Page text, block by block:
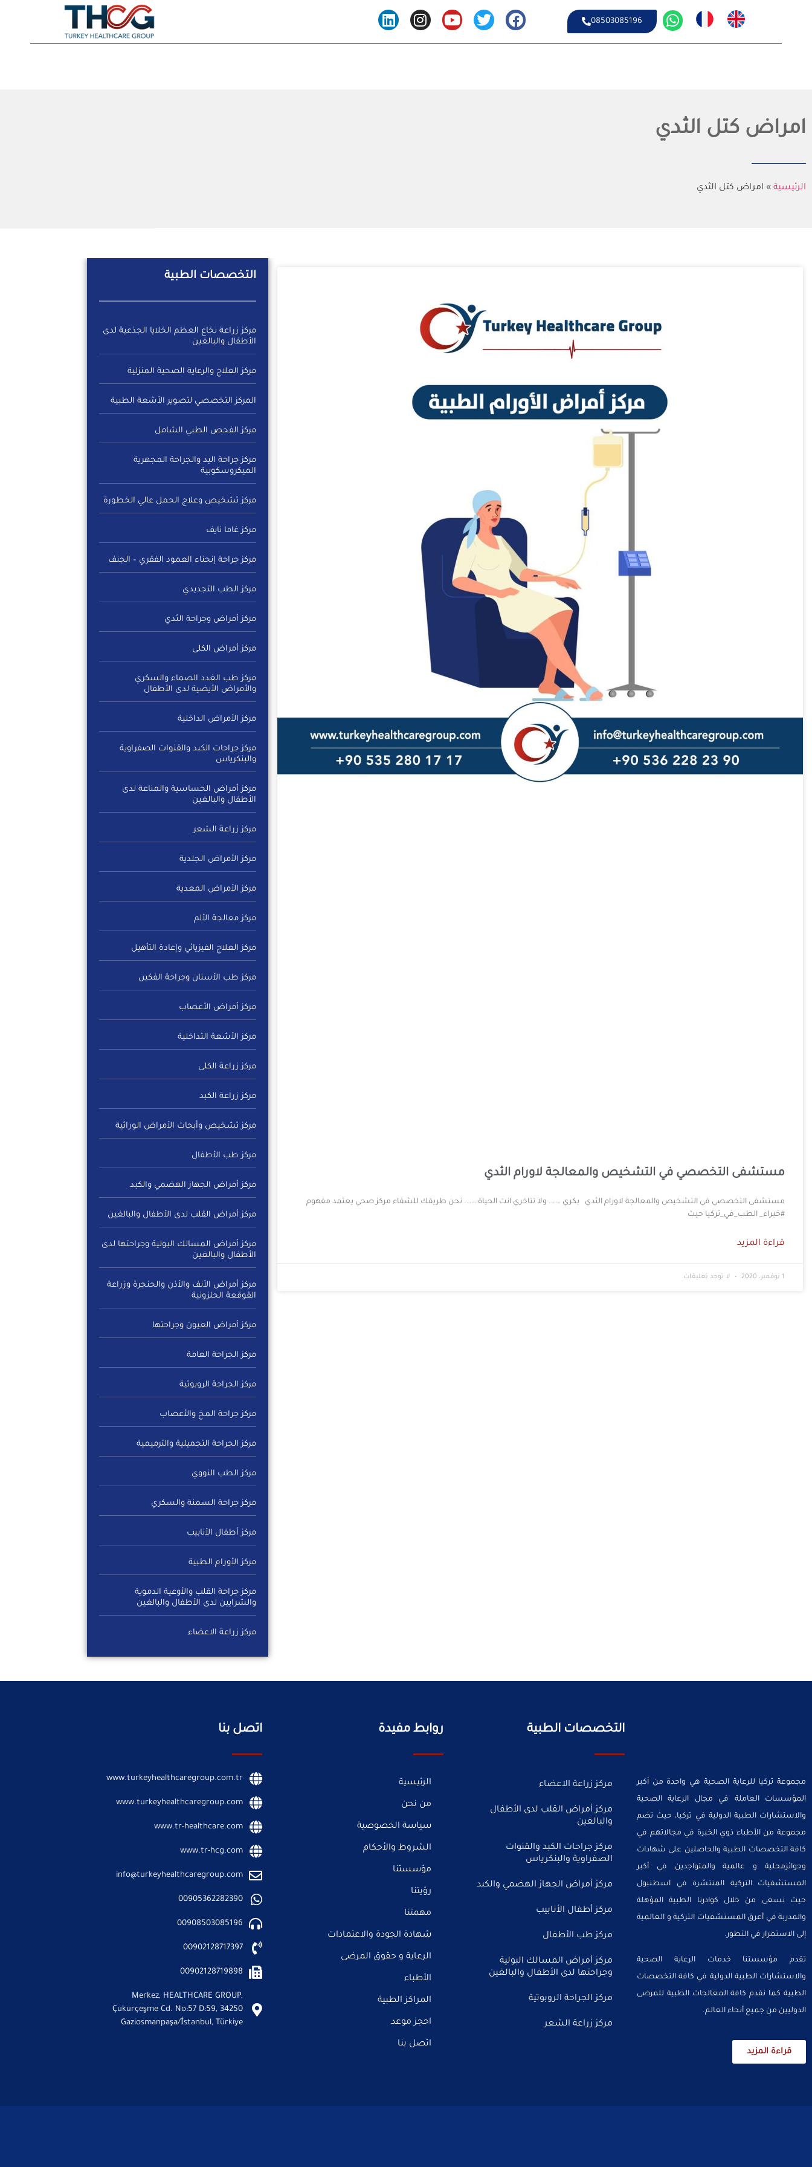
08503085196
امراض كتل الثدي
الرئيسية » امراض كتل الثدي
مستشفى التخصصي في التشخيص والمعالجة لاورام الثدي
مستشفى التخصصي في التشخيص والمعالجة لاورام الثدي بكري ……. ولا تتاخري انت الحياة ……. نحن طريقك للشفاء مركز صحي يعتمد مفهوم
#خبراء_ الطب_في_تركيا حيث
قراءة المزيد
1 نوفمبر، 2020 لا توجد تعليقات
التخصصات الطبية
مركز زراعة نخاع العظم الخلايا الجذعية لدى
الأطفال والبالغين
مركز العلاج والرعاية الصحية المنزلية
المركز التخصصي لتصوير الأشعة الطبية
مركز الفحص الطبي الشامل
مركز جراحة اليد والجراحة المجهرية
الميكروسكوبية
مركز تشخيص وعلاج الحمل عالي الخطورة
مركز غاما نايف
مركز جراحة إنحناء العمود الفقري – الجنف
مركز الطب التجديدي
مركز أمراض وجراحة الثدي
مركز أمراض الكلى
مركز طب الغدد الصماء والسكري
والأمراض الأيضية لدى الأطفال
مركز الأمراض الداخلية
مركز جراحات الكبد والقنوات الصفراوية
والبنكرياس
مركز أمراض الحساسية والمناعة لدى
الأطفال والبالغين
مركز زراعة الشعر
مركز الأمراض الجلدية
مركز الأمراض المعدية
مركز معالجة الألم
مركز العلاج الفيزيائي وإعادة التأهيل
مركز طب الأسنان وجراحة الفكين
مركز أمراض الأعصاب
مركز الأشعة التداخلية
مركز زراعة الكلى
مركز زراعة الكبد
مركز تشخيص وأبحاث الأمراض الوراثية
مركز طب الأطفال
مركز أمراض الجهاز الهضمي والكبد
مركز أمراض القلب لدى الأطفال والبالغين
مركز أمراض المسالك البولية وجراحتها لدى
الأطفال والبالغين
مركز أمراض الأنف والأذن والحنجرة وزراعة
القوقعة الحلزونية
مركز أمراض العيون وجراحتها
مركز الجراحة العامة
مركز الجراحة الروبوتية
مركز جراحة المخ والأعصاب
مركز الجراحة التجميلية والترميمية
مركز الطب النووي
مركز جراحة السمنة والسكري
مركز أطفال الأنابيب
مركز الأورام الطبية
مركز جراحة القلب والأوعية الدموية
والشرايين لدى الأطفال والبالغين
مركز زراعة الاعضاء
مجموعة تركيا للرعاية الصحية هي واحدة من أكبر
المؤسسات العاملة في مجال الرعاية الصحية
والاستشارات الطبية الدولية في تركيا، حيث تضم
مجموعة من الأطباء ذوي الخبرة في مجالاتهم في
كافة التخصصات الطبية والحاصلين على شهادات
وجوائزمحلية و عالمية والمتواجدين في أكبر
المستشفيات التركية المنتشرة في اسطنبول
حيث نسعى من خلال كوادرنا الطبية المؤهلة
والمدربة في أعرق المستشفيات التركية و العالمية
إلى الاستمرار في التطور.
تقدم مؤسستنا خدمات الرعاية الصحية
والاستشارات الطبية الدولية في كافة التخصصات
الطبية كما نقدم كافة المعالجات الطبية للمرضى
الدوليين من جميع أنحاء العالم.
قراءة المزيد
التخصصات الطبية
مركز زراعة الاعضاء
مركز أمراض القلب لدى الأطفال
والبالغين
مركز جراحات الكبد والقنوات
الصفراوية والبنكرياس
مركز أمراض الجهاز الهضمي والكبد
مركز أطفال الأنابيب
مركز طب الأطفال
مركز أمراض المسالك البولية
وجراحتها لدى الأطفال والبالغين
مركز الجراحة الروبوتية
مركز زراعة الشعر
روابط مفيدة
الرئيسية
من نحن
سياسة الخصوصية
الشروط والأحكام
مؤسستنا
رؤيتنا
مهمتنا
شهادة الجودة والاعتمادات
الرعاية و حقوق المرضى
الأطباء
المراكز الطبية
احجز موعد
اتصل بنا
اتصل بنا
www.turkeyhealthcaregroup.com.tr
www.turkeyhealthcaregroup.com
www.tr-healthcare.com
www.tr-hcg.com
info@turkeyhealthcaregroup.com
00905362282390
00908503085196
00902128717397
00902128719898
Merkez, HEALTHCARE GROUP,
Çukurçeşme Cd. No:57 D:59, 34250
Gaziosmanpaşa/İstanbul, Türkiye